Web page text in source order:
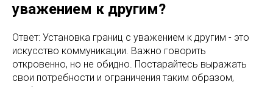
уважением к другим?
Ответ: Установка границ с уважением к другим - это
искусство коммуникации. Важно говорить
откровенно, но не обидно. Постарайтесь выражать
свои потребности и ограничения таким образом,